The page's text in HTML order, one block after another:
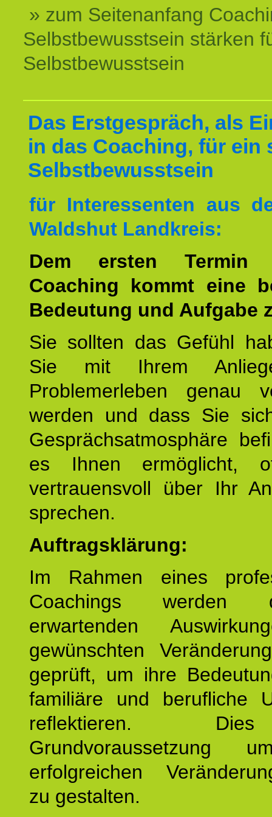
» zum Seitenanfang
Selbstbewusstsein stärken
Selbstbewusstsein
Das Erstgespräch, als
in das Coaching, für ein
Selbstbewusstsein
für Interessenten aus
Waldshut Landkreis:
Dem ersten
Coaching kommt eine
Bedeutung und Aufgabe
Sie sollten das Gefühl
Sie mit Ihrem
Problemerleben genau
werden und dass Sie
Gesprächsatmosphäre
es Ihnen ermöglicht,
vertrauensvoll über Ihr
sprechen.
Auftragsklärung:
Im Rahmen eines
Coachings
erwartenden
gewünschten
geprüft, um ihre
familiäre und berufliche
reflektieren.
Grundvoraussetzung
erfolgreichen
zu gestalten.